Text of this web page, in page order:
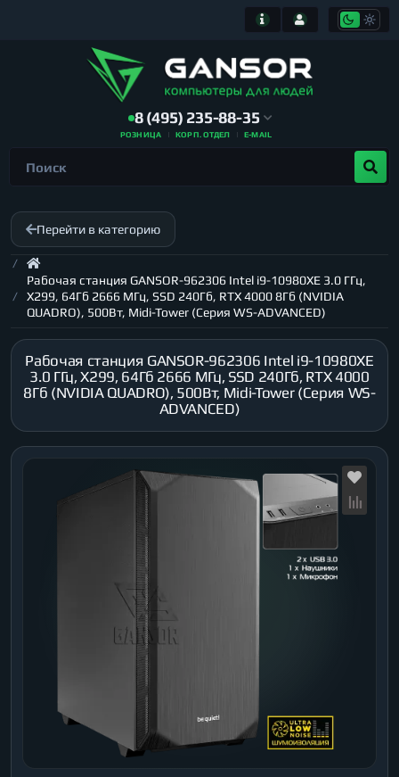
8 (495) 235-88-35
РОЗНИЦА КОРП. ОТДЕЛ E-MAIL
Перейти в категорию
Рабочая станция GANSOR-962306 Intel i9-10980XE 3.0 ГГц,
X299, 64Гб 2666 МГц, SSD 240Гб, RTX 4000 8Гб (NVIDIA
QUADRO), 500Вт, Midi-Tower (Серия WS-ADVANCED)
Рабочая станция GANSOR-962306 Intel i9-10980XE
3.0 ГГц, X299, 64Гб 2666 МГц, SSD 240Гб, RTX 4000
8Гб (NVIDIA QUADRO), 500Вт, Midi-Tower (Серия WS-
ADVANCED)